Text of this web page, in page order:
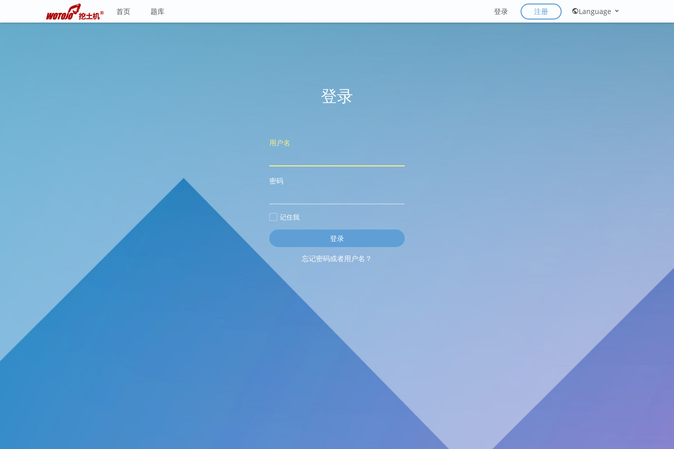
首页 题库 登录 注册 Language
登录
用户名
密码
记住我
忘记密码或者用户名？